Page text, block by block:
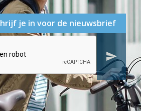
je in voor de nieuwsbrief
send